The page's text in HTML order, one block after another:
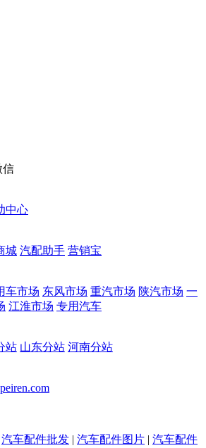
信
中心
城 汽配助手 营销宝
车市场 东风市场 重汽市场 陕汽市场 一
江淮市场 专用汽车
站 山东分站 河南分站
汽车配件批发 | 汽车配件图片 | 汽车配件